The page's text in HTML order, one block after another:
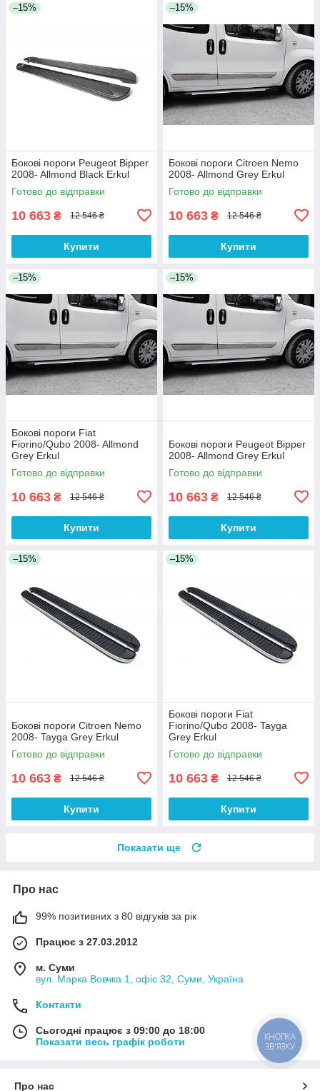
–15%
Бокові пороги Peugeot Bipper
2008- Allmond Black Erkul
Готово до відправки
10 663 ₴ 12 546 ₴
Купити
–15%
Бокові пороги Citroen Nemo
2008- Allmond Grey Erkul
Готово до відправки
10 663 ₴ 12 546 ₴
Купити
–15%
Бокові пороги Fiat
Fiorino/Qubo 2008- Allmond
Grey Erkul
Готово до відправки
10 663 ₴ 12 546 ₴
Купити
–15%
Бокові пороги Peugeot Bipper
2008- Allmond Grey Erkul
Готово до відправки
10 663 ₴ 12 546 ₴
Купити
–15%
Бокові пороги Citroen Nemo
2008- Tayga Grey Erkul
Готово до відправки
10 663 ₴ 12 546 ₴
Купити
–15%
Бокові пороги Fiat
Fiorino/Qubo 2008- Tayga
Grey Erkul
Готово до відправки
10 663 ₴ 12 546 ₴
Купити
Показати ще
Про нас
99% позитивних з 80 відгуків за рік
Працює з 27.03.2012
м. Суми
вул. Марка Вовчка 1, офіс 32, Суми, Україна
Контакти
Сьогодні працює з 09:00 до 18:00
Показати весь графік роботи
Про нас
КНОПКА
ЗВ'ЯЗКУ